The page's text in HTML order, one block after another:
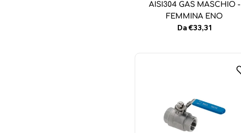
AISI304 GAS MASCHIO -
FEMMINA ENO
Prezzo
Da €33,31